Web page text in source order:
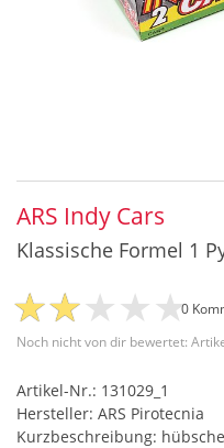
ARS Indy Cars
Klassische Formel 1
Noch nicht von dir bewertet:
0
Artikel-Nr.: 131029_1
Hersteller: ARS Pirotecnia
Kurzbeschreibung: